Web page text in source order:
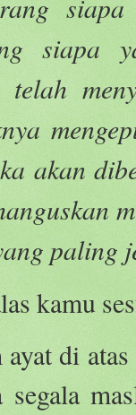
siapa
telah
akan
paling
kamu
di
segala